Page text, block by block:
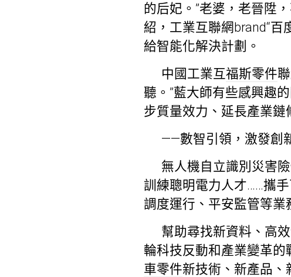
的后妃。”老婆，老晉陞
紹，工業互聯網brand“百
給智能化解決計劃。
中國工業互福斯零件
聽。”藍大師有些感興趣
步質量效力、延長產業鏈
——數智引領，激發創
無人機自立識別災害
訓練聰明電力人才……攜
調度運行、平安監管等業
幫助尋找新資料、高
輪科技反動和產業變革
車零件新技術、新產品、